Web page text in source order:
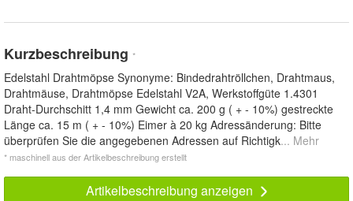
Kurzbeschreibung *
Edelstahl Drahtmöpse Synonyme: Bindedrahtröllchen, Drahtmaus,
Drahtmäuse, Drahtmöpse Edelstahl V2A, Werkstoffgüte 1.4301
Draht-Durchschitt 1,4 mm Gewicht ca. 200 g ( + - 10%) gestreckte
Länge ca. 15 m ( + - 10%) Eimer à 20 kg Adressänderung: Bitte
überprüfen Sie die angegebenen Adressen auf Richtigk... Mehr
* maschinell aus der Artikelbeschreibung erstellt
Artikelbeschreibung anzeigen